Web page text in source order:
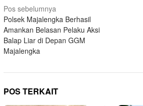
Navigasi
pos
Pos sebelumnya
Polsek Majalengka Berhasil
Amankan Belasan Pelaku Aksi
Balap Liar di Depan GGM
Majalengka
POS TERKAIT